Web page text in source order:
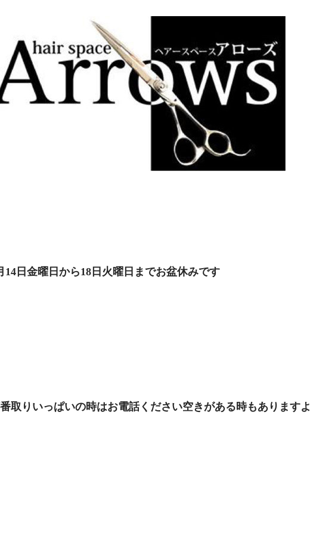
14日金曜日から18日火曜日までお盆休みです
取りいっぱいの時はお電話ください空きがある時もありますよ